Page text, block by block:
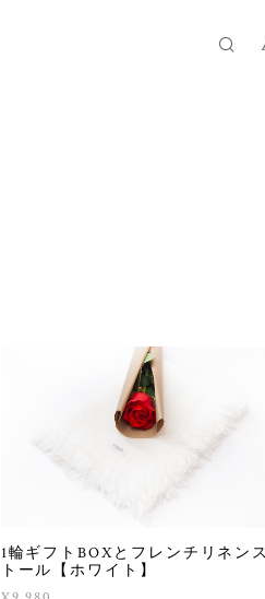
1輪ギフトBOXとフレンチリネンス
トール【ホワイト】